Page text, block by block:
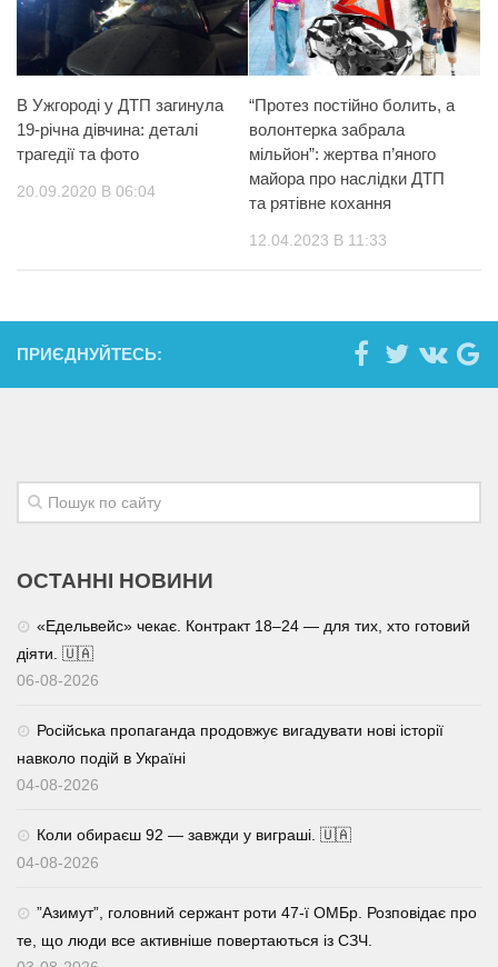
В Ужгороді у ДТП загинула
19-річна дівчина: деталі
трагедії та фото
20.09.2020 В 06:04
“Протез постійно болить, а
волонтерка забрала
мільйон”: жертва п’яного
майора про наслідки ДТП
та рятівне кохання
12.04.2023 В 11:33
ПРИЄДНУЙТЕСЬ:
ОСТАННІ НОВИНИ
«Едельвейс» чекає. Контракт 18–24 — для тих, хто готовий
діяти. 🇺🇦
06-08-2026
Російська пропаганда продовжує вигадувати нові історії
навколо подій в Україні
04-08-2026
Коли обираєш 92 — завжди у виграші. 🇺🇦
04-08-2026
⁨”Азимут”, головний сержант роти 47-ї ОМБр. Розповідає про
те, що люди все активніше повертаються із СЗЧ.